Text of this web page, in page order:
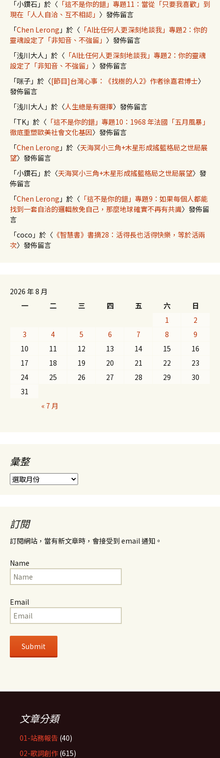
「小鑽石 」於〈 「這不是你的錯」專題11：當從「只要我喜歡」到
現在「人人自洽、互不相認」 〉發佈留言
「Chen Lerong 」於〈 「AI比任何人更深刻地談我」專題2：你的
靈魂設定了「非知音、不強留」 〉發佈留言
「浅川大人 」於〈 「AI比任何人更深刻地談我」專題2：你的靈魂
設定了「非知音、不強留」 〉發佈留言
「咪子 」於〈[節目]台灣心事：《找樹的人2》作者徐嘉君博士〉
發佈留言
「浅川大人 」於〈人生總是有選擇〉發佈留言
「TK 」於〈 「這不是你的錯」專題10：1968 年法國「五月風暴」
徹底重塑歐美社會文化基因〉發佈留言
「Chen Lerong 」於〈天海冥小三角+木星形成搖籃格局之世局展
望〉發佈留言
「小鑽石 」於〈天海冥小三角+木星形成搖籃格局之世局展望〉發
佈留言
「Chen Lerong 」於〈 「這不是你的錯」專題9：如果每個人都能
找到一套自洽的邏輯赦免自己，那麼地球確實不再有共識〉發佈留
言
「coco 」於〈 《智慧書》書摘28：活得長也活得快樂，等於活兩
次〉發佈留言
2026 年 8 月
一
二 三 四 五 六
日
1
2
3
4 5 6 7 8
9
10
11 12 13 14 15
16
17
18 19 20 21 22
23
24
25 26 27 28 29
30
31
« 7 月
彙整
彙
整
訂閱
訂閱網站，當有新文章時，會接受到 email 通知。
Name
Email
文章分類
01-站務報告 (40)
02-歌詞創作 (615)